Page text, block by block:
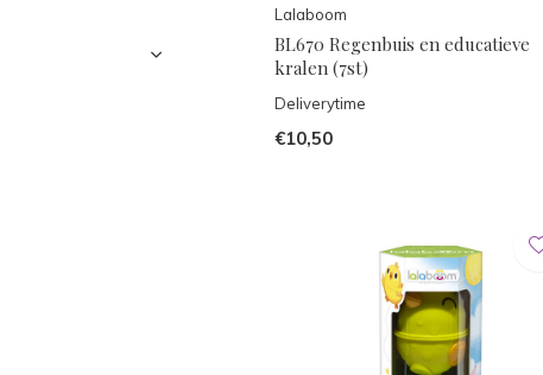
Lalaboom
BL670 Regenbuis en educatieve
kralen (7st)
Deliverytime
€10,50